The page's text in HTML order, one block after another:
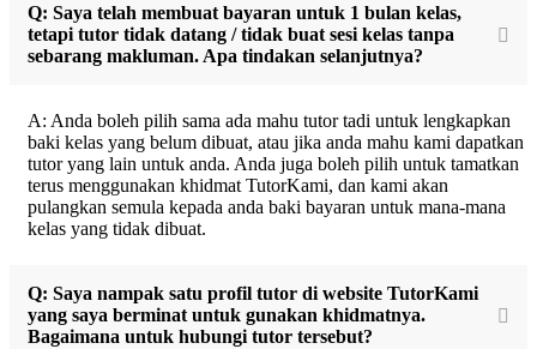
Q: Saya telah membuat bayaran untuk 1 bulan kelas,
tetapi tutor tidak datang / tidak buat sesi kelas tanpa
sebarang makluman. Apa tindakan selanjutnya?
A: Anda boleh pilih sama ada mahu tutor tadi untuk lengkapkan
baki kelas yang belum dibuat, atau jika anda mahu kami dapatkan
tutor yang lain untuk anda. Anda juga boleh pilih untuk tamatkan
terus menggunakan khidmat TutorKami, dan kami akan
pulangkan semula kepada anda baki bayaran untuk mana-mana
kelas yang tidak dibuat.
Q: Saya nampak satu profil tutor di website TutorKami
yang saya berminat untuk gunakan khidmatnya.
Bagaimana untuk hubungi tutor tersebut?